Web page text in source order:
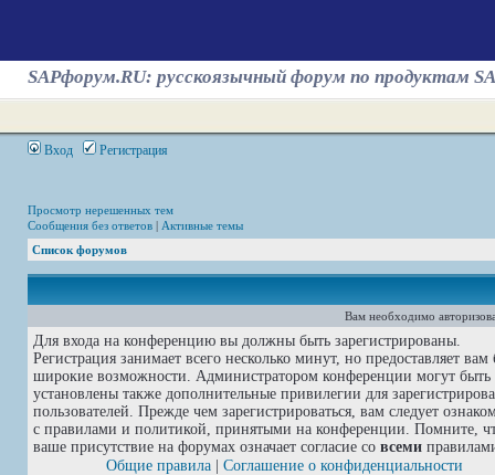
SAPфорум.RU: русскоязычный форум по продуктам
Вход Регистрация
Просмотр нерешенных тем
Сообщения без ответов | Активные темы
Список форумов
Вам необходимо
Для входа на конференцию вы должны быть зарегистрированы.
Регистрация занимает всего несколько минут, но предоставляет вам
широкие возможности. Администратором конференции могут быть
установлены также дополнительные привилегии для
пользователей. Прежде чем зарегистрироваться, вам следует
с правилами и политикой, принятыми на конференции. Помните,
ваше присутствие на форумах означает согласие со всеми
Общие правила
Соглашение о конфиденциальности